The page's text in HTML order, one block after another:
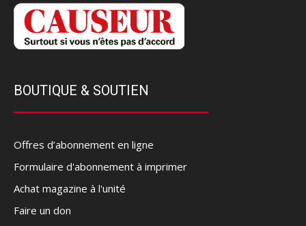
BOUTIQUE & SOUTIEN
Offres d’abonnement en ligne
Formulaire d'abonnement à imprimer
Achat magazine à l'unité
Faire un don